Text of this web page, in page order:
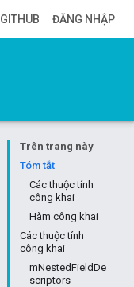
GITHUB ĐĂNG NHẬP
Trên trang này
Tóm tắt
Các thuộc tính
công khai
Hàm công khai
Các thuộc tính
công khai
mNestedFieldDe
scriptors